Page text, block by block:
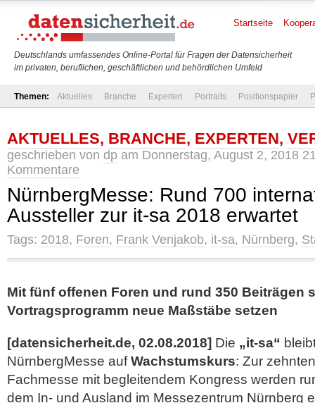
Deutschlands umfassendes Online-Portal für Fragen der Datensicherheit
im privaten, beruflichen, geschäftlichen und behördlichen Umfeld
Startseite
Themen: Aktuelles Branche Experten Portraits Positionspapier
AKTUELLES, BRANCHE, EXPERTEN,
geschrieben von dp am Donnerstag, August 2, 2018
Kommentare
NürnbergMesse: Rund 700
Aussteller zur it-sa 2018 erwartet
Tags: 2018, Foren, Frank Venjakob, it-sa, Nürnberg,
Mit fünf offenen Foren und rund 350 Beiträgen
Vortragsprogramm neue Maßstäbe setzen
[datensicherheit.de, 02.08.2018] Die „it-sa“
NürnbergMesse aufWachstumskurs: Zur
Fachmesse mit begleitendem Kongress werden
dem In- und Ausland im Messezentrum Nürnberg